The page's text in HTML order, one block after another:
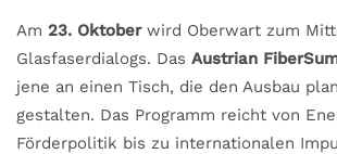
Am 23. Oktoberwird Oberwart zum
Glasfaserdialogs. Das Austrian
jene an einen Tisch, die den Ausbau
gestalten. Das Programm reicht von
Förderpolitik bis zu internationalen